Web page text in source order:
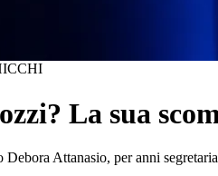
La sua
Debora Attanasio, per anni